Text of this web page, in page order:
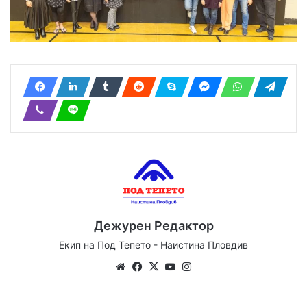
Дежурен Редактор
Екип на Под Тепето - Наистина Пловдив
WebsiteFacebook
X YouTube